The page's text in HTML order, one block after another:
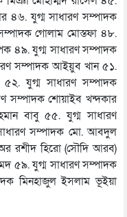
৪৬. যুগ্ম সাধারণ সম্পাদক
গোলাম মোস্তফা ৪৮.
৪৯. যুগ্ম সাধারণ সম্পাদক
সম্পাদক আইয়ুব খান ৫১.
যুগ্ম সাধারণ সম্পাদক
সম্পাদক শোয়াইব খন্দকার
বাবু ৫৫. যুগ্ম সাধারণ
সম্পাদক মো. আবদুল
রশীদ হিরো (সৌদি আরব)
৫৯. যুগ্ম সাধারণ সম্পাদক
মিনহাজুল ইসলাম ভূইয়া